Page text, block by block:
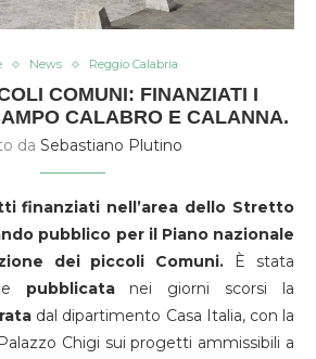
News Reggio Calabria
COMUNI: FINANZIATI I
CALABRO E CALANNA.
da Sebastiano Plutino
finanziati nell’area dello Stretto
pubblico per il Piano nazionale
dei piccoli Comuni. È stata
e pubblicatanei giorni scorsi la
dal dipartimento Casa Italia, con la
Chigi sui progetti ammissibili a